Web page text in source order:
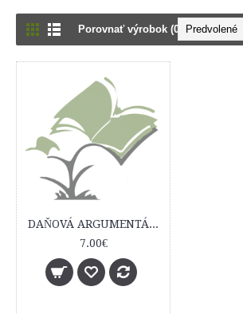
Porovnať výrobok (0)
DAŇOVÁ ARGUMENTÁCIA – produktívne, úspešne a víťazne
7.00€